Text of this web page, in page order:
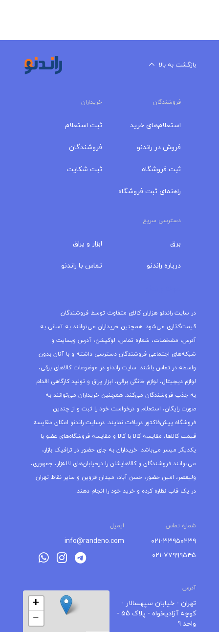
بازگشت به بالا
فروشندگان خریداران
استعلام‌های خرید
فروش در راندنو
ثبت فروشگاه
راهنمای ثبت فروشگاه
ثبت استعلام
فروشندگان
ثبت شکایت
دسترسی سریع
برق
درباره‌ راندنو
ابزار و یراق
تماس با راندنو
در سایت راندنو هزاران کالای متفاوت توسط فروشندگان
قیمت‌گذاری می‌شود. همچنین خریداران می‌توانند به آسانی به
آدرس، مشخصات، شماره تماس، لوکیشن، آدرس وبسایت و
شبکه‌های اجتماعی فروشندگان دسترسی داشته و با آنان بدون
واسطه در تماس باشند. سایت راندنو در موضوعات کالاهای برقی،
لوازم دیجیتال، لوازم خانگی برقی، ابزار یراق و تولید کارگاهی اقدام
به جذب فروشندگان می‌کند. همچنین خریداران می‌توانند به
صورت رایگان، استعلام و درخواست خود را ثبت و از چندین
فروشگاه پیش‌فاکتور دریافت نمایند. درسایت راندنو امکان مقایسه
قیمت کالاها، مقایسه کالا با کالا و مقایسه فروشگاه‌های عضو با
یکدیگر میسر می‌باشد. خریداران به جای حضور در ترافیک بازار،
می‌توانند فروشندگان و کالاهایشان را درخیابان‌های لاله‌زار، جمهوری،
ولیعصر، امین حضور، حسن آباد، میدان قزوین و سایر نقاط تهران
در یک قاب نظاره کرده و خرید خود را انجام دهند.
شماره تماس ایمیل
۰۲۱-۳۳۹۵۰۲۳۹
۰۲۱-۷۷۹۹۹۵۴۵
info@randeno.com
آدرس
تهران - خیابان سپهسالار -
کوچه آزادیخواه - پلاک 55 -
واحد 9
+
−